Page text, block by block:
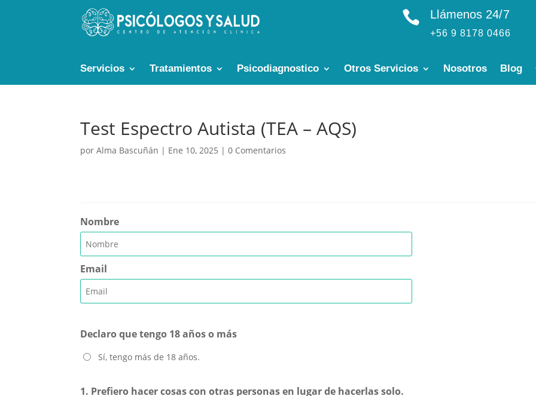
 Llámenos 24/7
+56 9 8178 0466
Servicios Tratamientos Psicodiagnostico Otros Servicios Nosotros Blog
Test Espectro Autista (TEA – AQS)
porAlma Bascuñán | Ene 10, 2025 |0 Comentarios
Nombre
Email
Declaro que tengo 18 años o más
Sí, tengo más de 18 años.
1. Prefiero hacer cosas con otras personas en lugar de hacerlas solo.